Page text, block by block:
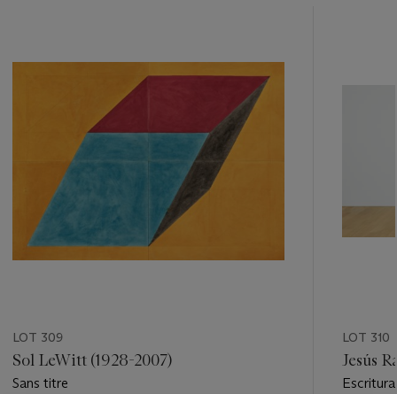
LOT 309
Sol LeWitt (1928-2007)
Sans titre
LOT 310
Jesús